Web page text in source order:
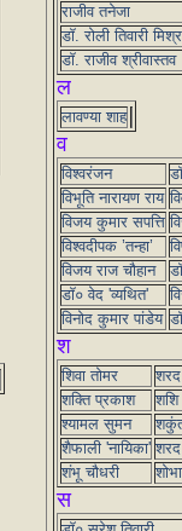
राजीव तनेजा
डॉ. रोली तिवारी
डॉ. राजीव श्रीवास्तव
ल
लावण्या शाह
व
विश्वरंजन
विभूति नारायण राय
विजय कुमार सपत्ति
विश्वदीपक ’तन्हा’
विजय राज चौहान
डॉ० वेद 'व्यथित'
विनोद कुमार पांडेय
श
शिवा तोमर
शक्ति प्रकाश
शशि
श्यामल सुमन
शैफाली 'नायिका' शरद
शंभू चौधरी
स